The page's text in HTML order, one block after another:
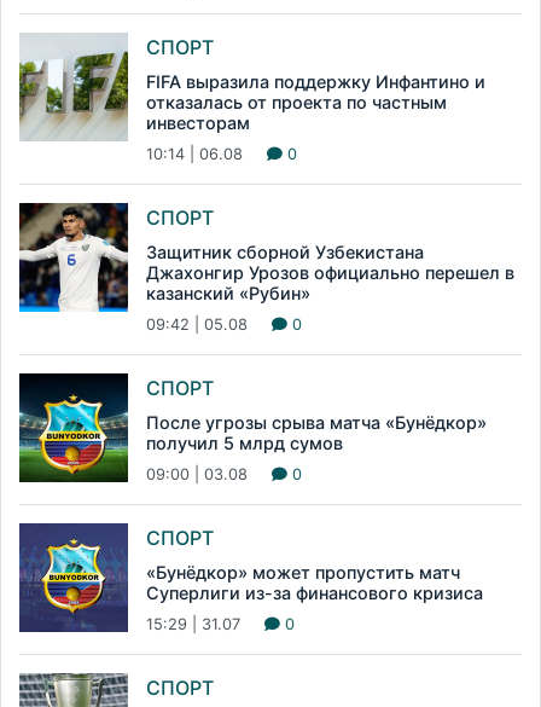
СПОРТ
FIFA выразила поддержку Инфантино и
отказалась от проекта по частным
инвесторам
10:14 | 06.08 0
СПОРТ
Защитник сборной Узбекистана
Джахонгир Урозов официально перешел в
казанский «Рубин»
09:42 | 05.08 0
СПОРТ
После угрозы срыва матча «Бунёдкор»
получил 5 млрд сумов
09:00 | 03.08 0
СПОРТ
«Бунёдкор» может пропустить матч
Суперлиги из-за финансового кризиса
15:29 | 31.07 0
СПОРТ